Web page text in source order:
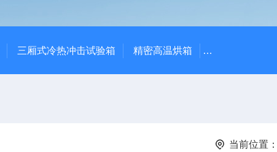
三厢式冷热冲击试验箱 精密高温烘箱 YTX-BIR步入
当前位置：